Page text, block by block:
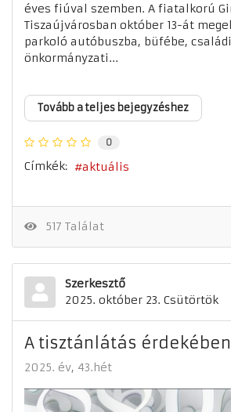
éves fiúval szemben. A fiatalkorú
Tiszaújvárosban október 13-át
parkoló autóbuszba, büfébe,
önkormányzati...
Tovább a teljes bejegyzéshez
0
Címkék: aktuális
517 Találat
Szerkesztő
2025. október 23. Csütörtök
A tisztánlátás érdekében
2025. év 43.hét